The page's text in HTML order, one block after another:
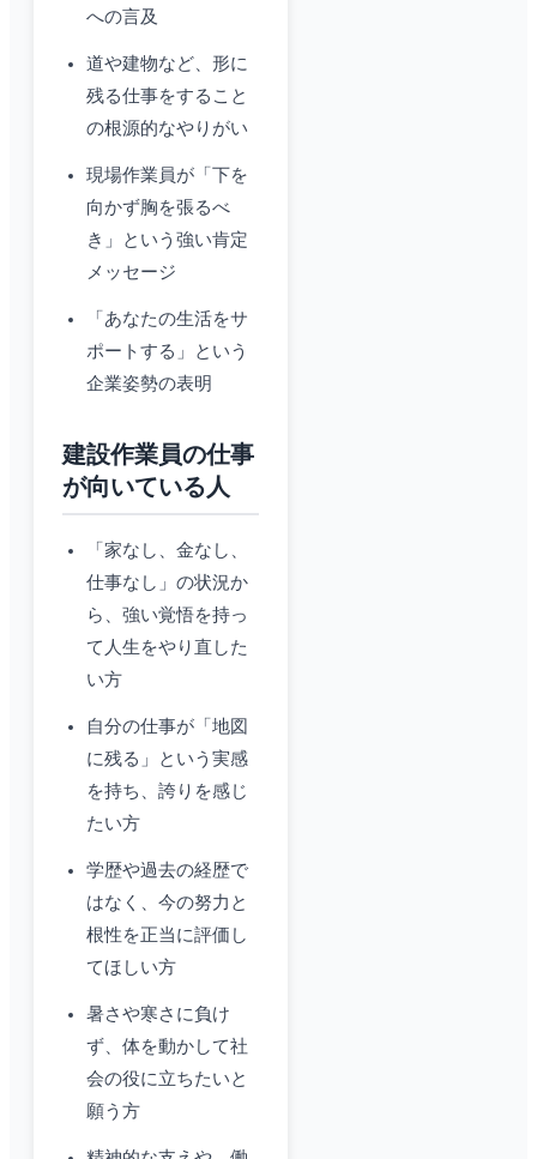
への言及
道や建物など、形に
残る仕事をすること
の根源的なやりがい
現場作業員が「下を
向かず胸を張るべ
き」という強い肯定
メッセージ
「あなたの生活をサ
ポートする」という
企業姿勢の表明
建設作業員の仕事
が向いている人
「家なし、金なし、
仕事なし」の状況か
ら、強い覚悟を持っ
て人生をやり直した
い方
自分の仕事が「地図
に残る」という実感
を持ち、誇りを感じ
たい方
学歴や過去の経歴で
はなく、今の努力と
根性を正当に評価し
てほしい方
暑さや寒さに負け
ず、体を動かして社
会の役に立ちたいと
願う方